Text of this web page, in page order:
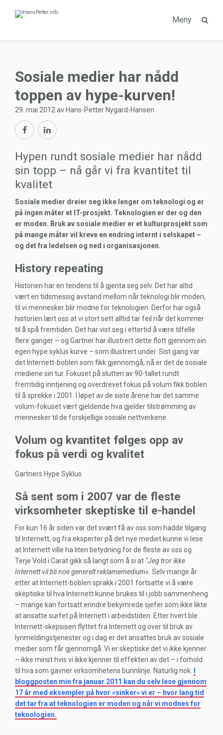
Meny
Sosiale medier har nådd
toppen av hype-kurven!
29. mai 2012 av Hans-Petter Nygard-Hansen
Hypen rundt sosiale medier har nådd
sin topp – nå går vi fra kvantitet til
kvalitet
Sosiale medier dreier seg ikke lenger om teknologi og er
på ingen måter et IT-prosjekt. Teknologien er der og den
er moden. Bruk av sosiale medier er et kulturprosjekt som
på mange måter vil kreve en endring internt i selskapet –
og det fra ledelsen og ned i organisasjonen.
History repeating
Historien har en tendens til å gjenta seg selv. Det har altid
vært en tidsmessig avstand mellom når teknologi blir moden,
til vi mennesker blir modne for teknologien. Derfor har også
historien lært oss at vi stort sett alltid tar feil når det kommer
til å spå fremtiden. Det har vist seg i ettertid å være tilfelle
flere ganger – og Gartner har illustrert dette flott gjennom sin
egen hype syklus kurve – som illustrert under. Sist gang var
det Internett-boblen som fikk gjennomgå, nå er det de sosiale
mediene sin tur. Fokuset på slutten av 90-tallet rundt
fremtidig inntjening og overdrevet fokus på volum fikk boblen
til å sprekke i 2001. I løpet av de siste årene har det samme
volum-fokuset vært gjeldende hva gjelder tilstrømming av
mennesker til de forskjellige sosiale nettverkene.
Volum og kvantitet følges opp av
fokus på verdi og kvalitet
Gartners Hype Syklus
Så sent som i 2007 var de fleste
virksomheter skeptiske til e-handel
For kun 16 år siden var det svært få av oss som hadde tilgang
til Internett, og fra eksperter på det nye mediet kunne vi lese
at Internett ville ha liten betydning for de fleste av oss og
Terje Vold i Carat gikk så langt som å si at “Jeg tror ikke
Internett vil bli noe generelt reklamemedium». Selv mange år
etter at Internett-boblen sprakk i 2001 fortsatte vi å være
skeptiske til hva Internett kunne brukes til i jobb sammenheng
– mange kan fortsatt erindre bekymrede sjefer som ikke likte
at ansatte surfet på Internett i arbeidstiden. Etter hvert ble
Internett-skepsisen flyttet fra Internett og over til bruk av
lynmeldingstjenester og i dag er det ansattes bruk av sosiale
medier som får gjennomgå. Vi er skeptiske det vi ikke kjenner
– ikke minst hvis vi ikke kjenner til effekten av det – i forhold
til hva som gavner virksomhetens bunnlinje. Naturlig nok.
bloggposten min fra januar 2011 kan du selv lese gjennom
17 år med eksempler på hvor «sinker» vi er – hvor lang tid
det tar fra at teknologien er moden og når vi modnes for
teknologien.